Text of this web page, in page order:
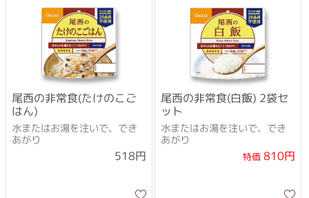
尾西の非常食(たけのこご
はん)
水またはお湯を注いで、でき
あがり
518円
尾西の非常食(白飯) 2袋セ
ット
水またはお湯を注いで、でき
あがり
特価810円